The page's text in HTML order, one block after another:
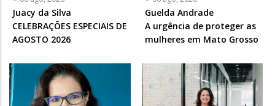
Articulista
ou
Chamada
Opcional
Juacy da Silva
CELEBRAÇÕES ESPECIAIS DE
AGOSTO 2026
Articulista
ou
Chamada
Opcional
Guelda Andrade
A urgência de proteger as
mulheres em Mato Grosso